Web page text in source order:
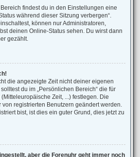
findest du in den Einstellungen eine
während dieser Sitzung verbergen“.
können nur Administratoren,
deinen Online-Status sehen. Du wirst dann
gezählt.
die angezeigte Zeit nicht deiner eigenen
du im „Persönlichen Bereich“ die für
Zeit, ...) festlegen. Die
registrierten Benutzern geändert werden.
bist, ist dies ein guter Grund, dies jetzt zu
aber die Forenuhr geht immer noch